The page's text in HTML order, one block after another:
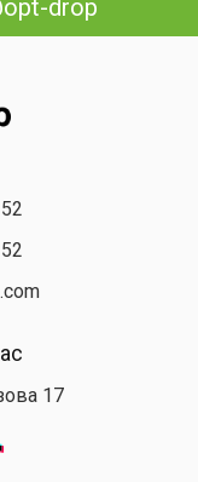
drop
17